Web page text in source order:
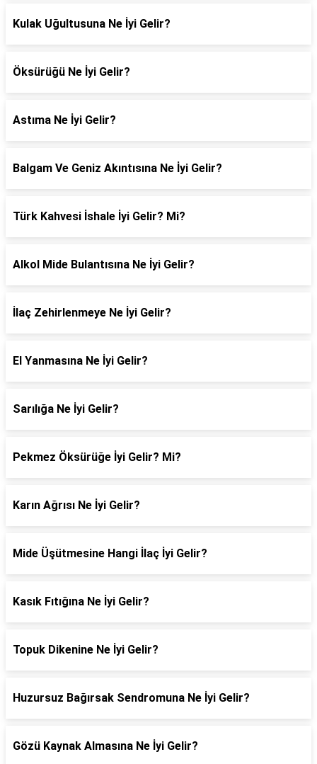
Kulak Uğultusuna Ne İyi Gelir?
Öksürüğü Ne İyi Gelir?
Astıma Ne İyi Gelir?
Balgam Ve Geniz Akıntısına Ne İyi Gelir?
Türk Kahvesi İshale İyi Gelir? Mi?
Alkol Mide Bulantısına Ne İyi Gelir?
İlaç Zehirlenmeye Ne İyi Gelir?
El Yanmasına Ne İyi Gelir?
Sarılığa Ne İyi Gelir?
Pekmez Öksürüğe İyi Gelir? Mi?
Karın Ağrısı Ne İyi Gelir?
Mide Üşütmesine Hangi İlaç İyi Gelir?
Kasık Fıtığına Ne İyi Gelir?
Topuk Dikenine Ne İyi Gelir?
Huzursuz Bağırsak Sendromuna Ne İyi Gelir?
Gözü Kaynak Almasına Ne İyi Gelir?